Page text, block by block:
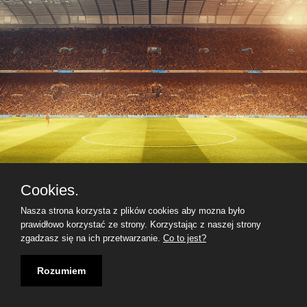
Cookies.
Nasza strona korzysta z plików cookies aby mozna było
prawidłowo korzystać ze strony. Korzystając z naszej strony
zgadzasz się na ich przetwarzanie. Co to jest?
Rozumiem